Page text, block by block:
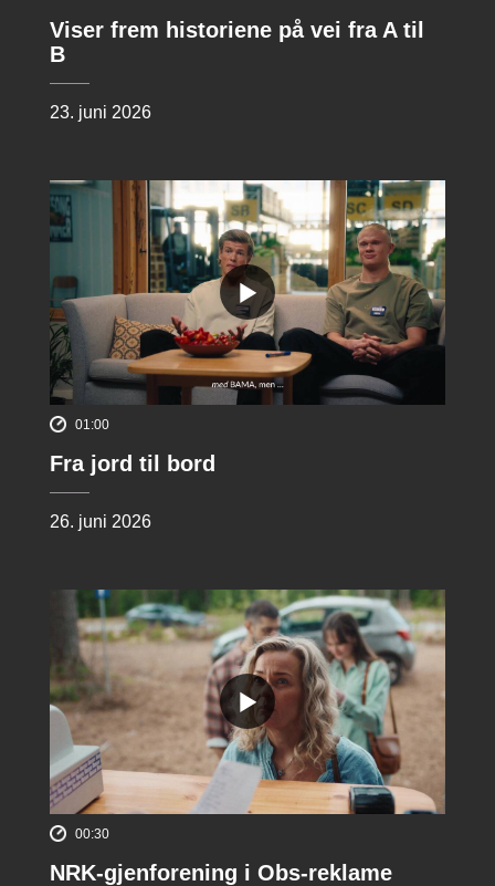
Viser frem historiene på vei fra A til
B
23. juni 2026
01:00
Fra jord til bord
26. juni 2026
00:30
NRK-gjenforening i Obs-reklame